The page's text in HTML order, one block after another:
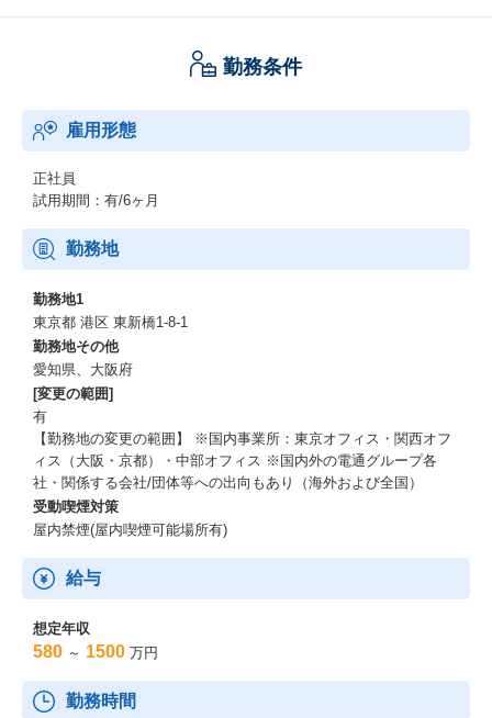
勤務条件
雇用形態
正社員
試用期間：有/6ヶ月
勤務地
勤務地1
東京都 港区 東新橋1-8-1
勤務地その他
愛知県、大阪府
[変更の範囲]
有
【勤務地の変更の範囲】 ※国内事業所：東京オフィス・関西オフ
ィス（大阪・京都）・中部オフィス ※国内外の電通グループ各
社・関係する会社/団体等への出向もあり（海外および全国）
受動喫煙対策
屋内禁煙(屋内喫煙可能場所有)
給与
想定年収
580 ～ 1500 万円
勤務時間